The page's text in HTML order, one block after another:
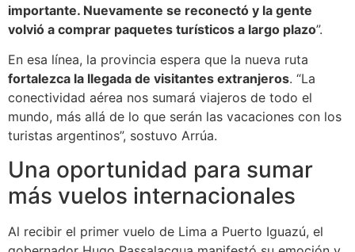
importante. Nuevamente se reconectó y la gente
volvió a comprar paquetes turísticos a largo plazo”.
En esa línea, la provincia espera que la nueva ruta
fortalezca la llegada de visitantes extranjeros. “La
conectividad aérea nos sumará viajeros de todo el
mundo, más allá de lo que serán las vacaciones con los
turistas argentinos”, sostuvo Arrúa.
Una oportunidad para sumar
más vuelos internacionales
Al recibir el primer vuelo de Lima a Puerto Iguazú, el